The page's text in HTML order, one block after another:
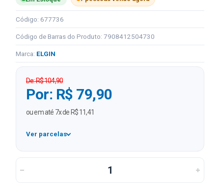
Código: 677736
Código de Barras do Produto: 7908412504730
Marca: ELGIN
De: R$ 104,90
Por: R$ 79,90
ou em até 7x de R$ 11,41
Ver parcelas
1x R$ 79,90